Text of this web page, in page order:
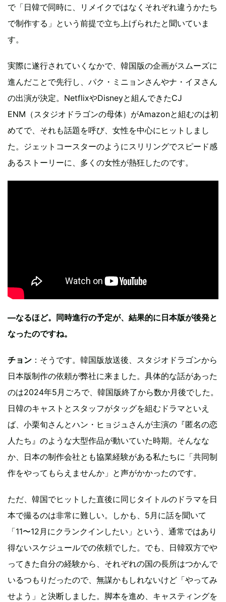
で「日韓で同時に、リメイクではなくそれぞれ違うかたち
で制作する」という前提で立ち上げられたと聞いていま
す。
実際に遂行されていくなかで、韓国版の企画がスムーズに
進んだことで先行し、パク・ミニョンさんやナ・イヌさん
の出演が決定。NetflixやDisneyと組んできたCJ
ENM（スタジオドラゴンの母体）がAmazonと組むのは初
めてで、それも話題を呼び、女性を中心にヒットしまし
た。ジェットコースターのようにスリリングでスピード感
あるストーリーに、多くの女性が熱狂したのです。
—なるほど。同時進行の予定が、結果的に日本版が後発と
なったのですね。
チョン ：そうです。韓国版放送後、スタジオドラゴンから
日本版制作の依頼が弊社に来ました。具体的な話があった
のは2024年5月ごろで、韓国版終了から数か月後でした。
日韓のキャストとスタッフがタッグを組むドラマといえ
ば、小栗旬さんとハン・ヒョジュさんが主演の『匿名の恋
人たち』のような大型作品が動いていた時期。そんなな
か、日本の制作会社とも協業経験がある私たちに「共同制
作をやってもらえませんか」と声がかかったのです。
ただ、韓国でヒットした直後に同じタイトルのドラマを日
本で撮るのは非常に難しい。しかも、5月に話を聞いて
「11〜12月にクランクインしたい」という、通常ではあり
得ないスケジュールでの依頼でした。でも、日韓双方でや
ってきた自分の経験から、それぞれの国の長所はつかんで
いるつもりだったので、無謀かもしれないけど「やってみ
せよう」と決断しました。脚本を進め、キャスティングを